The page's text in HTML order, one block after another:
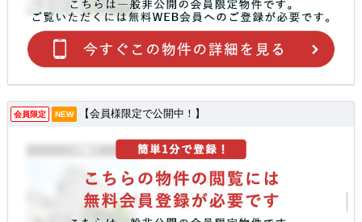
会員限定 NEW 【会員様限定で公開中！】